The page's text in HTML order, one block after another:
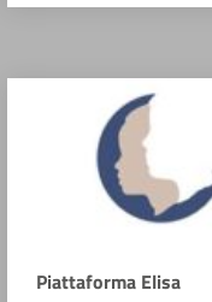
Piattaforma Elisa